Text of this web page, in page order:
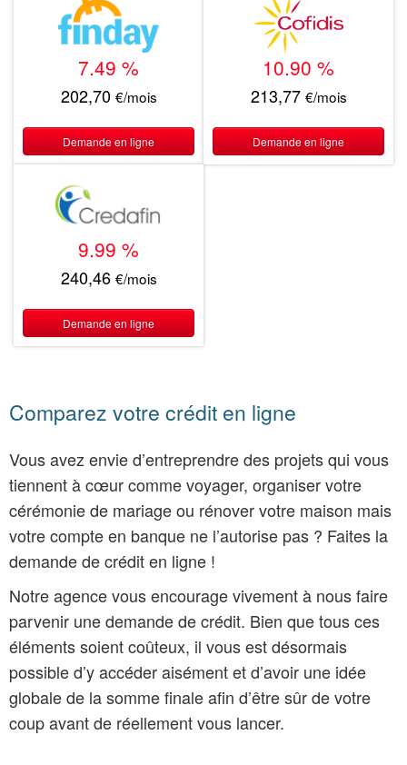
7.49 %
202,70 €/mois
Demande en ligne
10.90 %
213,77 €/mois
Demande en ligne
9.99 %
240,46 €/mois
Demande en ligne
Comparez votre crédit en ligne
Vous avez envie d’entreprendre des projets qui vous
tiennent à cœur comme voyager, organiser votre
cérémonie de mariage ou rénover votre maison mais
votre compte en banque ne l’autorise pas ? Faites la
demande de crédit en ligne !
Notre agence vous encourage vivement à nous faire
parvenir une demande de crédit. Bien que tous ces
éléments soient coûteux, il vous est désormais
possible d’y accéder aisément et d’avoir une idée
globale de la somme finale afin d’être sûr de votre
coup avant de réellement vous lancer.